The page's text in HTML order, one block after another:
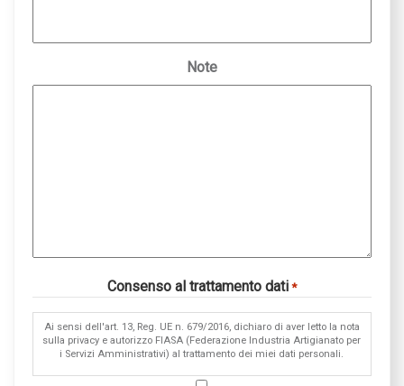
Note
Consenso al trattamento dati *
Ai sensi dell'art. 13, Reg. UE n. 679/2016, dichiaro di aver letto la nota
sulla privacy e autorizzo FIASA (Federazione Industria Artigianato per
i Servizi Amministrativi) al trattamento dei miei dati personali.